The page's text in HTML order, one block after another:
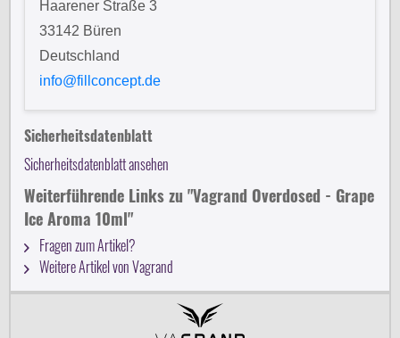
Haarener Straße 3
33142 Büren
Deutschland
info@fillconcept.de
Sicherheitsdatenblatt
Sicherheitsdatenblatt ansehen
Weiterführende Links zu "Vagrand Overdosed - Grape
Ice Aroma 10ml"
Fragen zum Artikel?
Weitere Artikel von Vagrand